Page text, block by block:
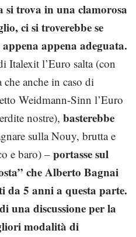
trova in una clamorosa
ci si troverebbe se
appena appena adeguata.
Italexit l’Euro salta (con
che anche in caso di
Weidmann-Sinn l’Euro
nostre), basterebbe
sulla Nouy, brutta e
e baro) – portasse sul
che Alberto Bagnai
da 5 anni a questa parte.
una discussione per la
modalità di